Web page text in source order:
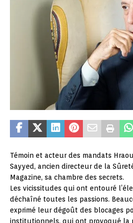
Témoin et acteur des mandats
Sayyed, ancien directeur de la
Magazine, sa chambre des secrets.
Les vicissitudes qui ont entouré
déchaîné toutes les passions.
exprimé leur dégoût des blocages
institutionnels, qui ont provoqué la